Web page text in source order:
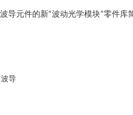
导元件的新“波动光学模块”零件
导